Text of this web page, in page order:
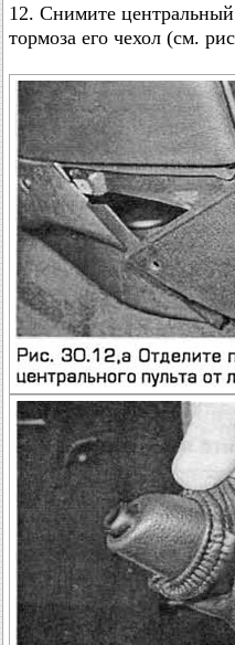
12. Снимите центральный
тормоза его чехол (см.